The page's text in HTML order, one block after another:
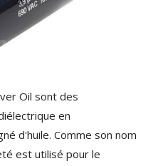
Oil sont des
en
d'huile. Comme son nom
est utilisé pour le